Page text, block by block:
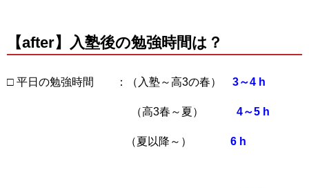
【after】入塾後の勉強時間は？
□ 平日の勉強時間 ：（入塾～高3の春） 3～4 h
（高3春～夏） 4～5 h
（夏以降～） 6 h